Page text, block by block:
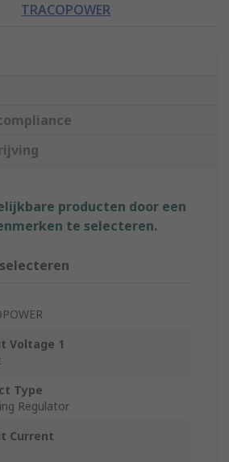
TRACOPOWER
producten door een
te selecteren.
Voltage 1
Type
Regulator
Current